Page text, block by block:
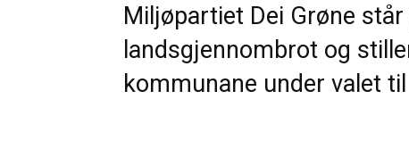
Miljøpartiet Dei Grøne
landsgjennombrot og
kommunane under valet